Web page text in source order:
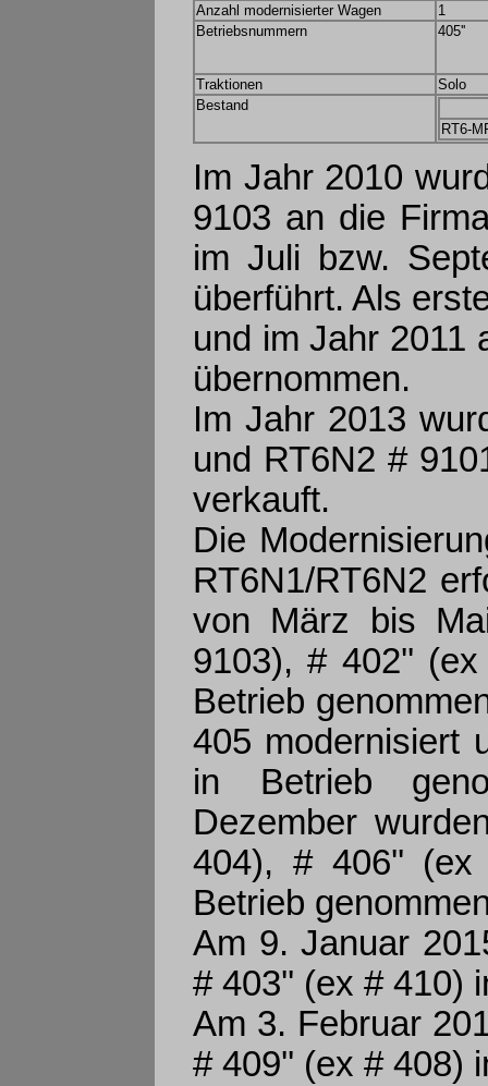
Anzahl modernisierter Wagen
1
Betriebsnummern
405''
Traktionen
Solo
Bestand
RT6-
Im Jahr 2010
9103 an die
im Juli bzw.
überführt. Als
und im Jahr 2011
übernommen.
Im Jahr 2013
und RT6N2 #
verkauft.
Die
RT6N1/RT6N2
von März bis
9103), # 402''
Betrieb
405 modernisiert
in Betrieb
Dezember
404), # 406''
Betrieb
Am 9. Januar
# 403'' (ex # 410)
Am 3. Februar
# 409'' (ex # 408)